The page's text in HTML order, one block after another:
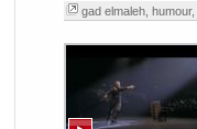
gad elmaleh, humour,